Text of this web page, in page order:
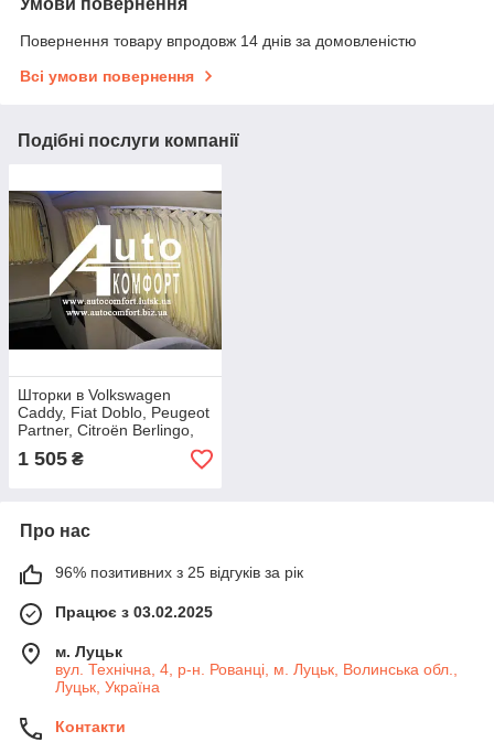
Повернення товару впродовж 14 днів за домовленістю
Всі умови повернення
Подібні послуги компанії
Шторки в Volkswagen
Caddy, Fiat Doblo, Peugeot
Partner, Citroën Berlingo,
Renault Kangoo, Opel
Combo бежеві з
1 505 ₴
Про нас
96% позитивних з 25 відгуків за рік
Працює з 03.02.2025
м. Луцьк
вул. Технічна, 4, р-н. Рованці, м. Луцьк, Волинська обл.,
Луцьк, Україна
Контакти